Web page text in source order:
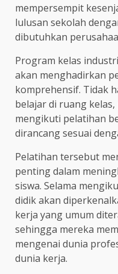
mempersempit
lulusan sekolah
dibutuhkan
Program kelas
akan menghadirkan
komprehensif. Tidak
belajar di ruang
mengikuti pelatihan
dirancang sesuai
Pelatihan tersebut
penting dalam
siswa. Selama
didik akan
kerja yang umum
sehingga mereka
mengenai dunia
dunia kerja.